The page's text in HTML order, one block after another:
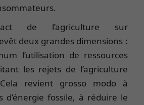
de l’agriculture sur
deux grandes dimensions :
l’utilisation de ressources
les rejets de l’agriculture
revient grosso modo à
d’énergie fossile, à réduire le